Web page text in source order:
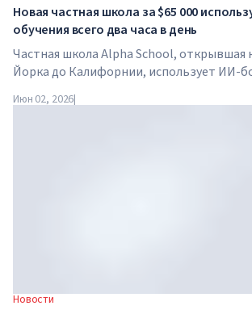
Новая частная школа за $65 000
обучения всего два часа в день
Частная школа Alpha School,
Йорка до Калифорнии, использует ИИ-
в день. В школе нет традиционных
Июн 02, 2026|
Новости